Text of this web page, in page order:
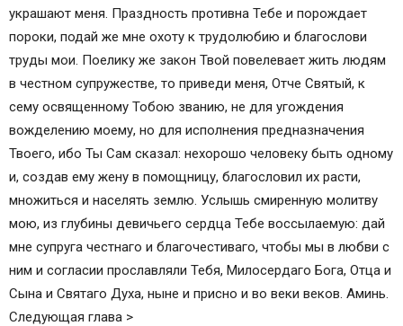
украшают меня. Праздность противна Тебе и порождает
пороки, подай же мне охоту к трудолюбию и благослови
труды мои. Поелику же закон Твой повелевает жить людям
в честном супружестве, то приведи меня, Отче Святый, к
сему освященному Тобою званию, не для угождения
вожделению моему, но для исполнения предназначения
Твоего, ибо Ты Сам сказал: нехорошо человеку быть одному
и, создав ему жену в помощницу, благословил их расти,
множиться и населять землю. Услышь смиренную молитву
мою, из глубины девичьего сердца Тебе воссылаемую: дай
мне супруга честнаго и благочестиваго, чтобы мы в любви с
ним и согласии прославляли Тебя, Милосердаго Бога, Отца и
Сына и Святаго Духа, ныне и присно и во веки веков. Аминь.
Следующая глава >